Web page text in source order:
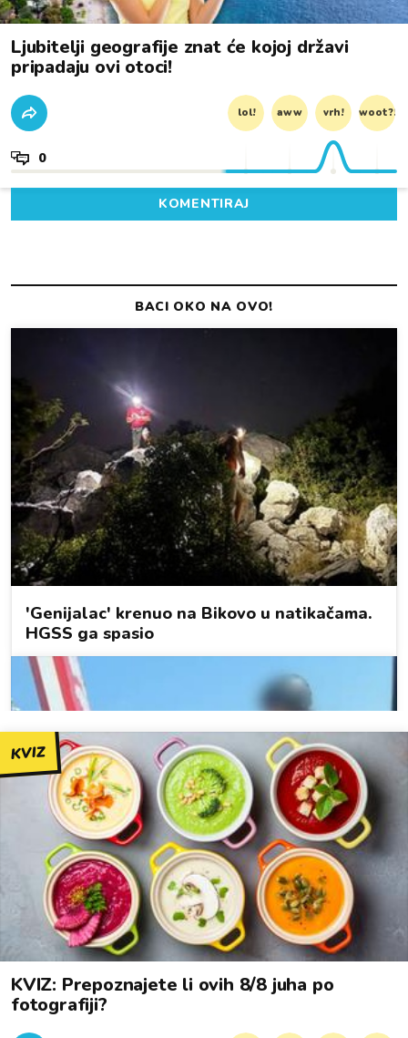
Ljubitelji geografije znat će kojoj državi
pripadaju ovi otoci!
lol! aww vrh! woot?!
0
KOMENTIRAJ
KVIZ
KVIZ: Prepoznajete li ovih 8/8 juha po
fotografiji?